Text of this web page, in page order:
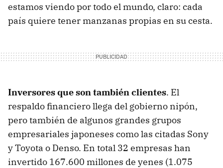
estamos viendo por todo el mundo, claro: cada
país quiere tener manzanas propias en su cesta.
Inversores que son también clientes. El
respaldo financiero llega del gobierno nipón,
pero también de algunos grandes grupos
empresariales japoneses como las citadas Sony
y Toyota o Denso. En total 32 empresas han
invertido 167.600 millones de yenes (1.075